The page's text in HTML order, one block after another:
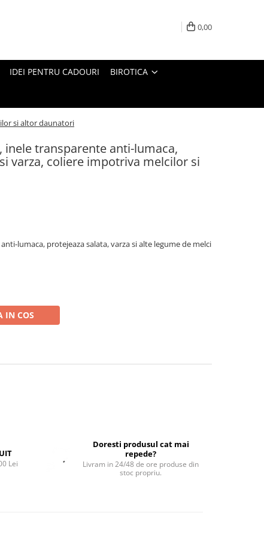
0,00
IDEI PENTRU CADOURI BIROTICA
si altor daunatori
inele transparente anti-lumaca,
varza, coliere impotriva melcilor si
lumaca, protejeaza salata, varza si alte legume de melci
IN COS
Lei
Doresti produsul cat mai
repede?
Livram in 24/48 de ore produse din
stoc propriu.